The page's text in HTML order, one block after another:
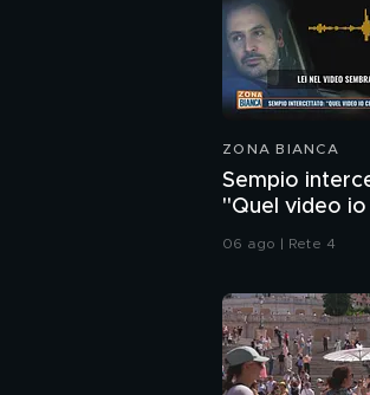
ZONA BIANCA
Sempio
"Quel video
dentro la
06 ago | Rete 4